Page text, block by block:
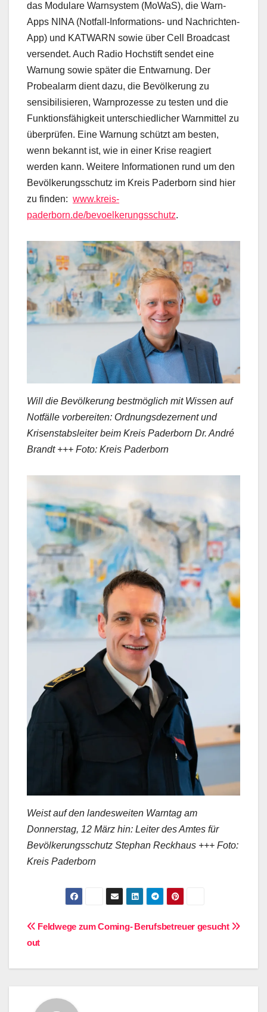
das Modulare Warnsystem (MoWaS), die Warn-
Apps NINA (Notfall-Informations- und Nachrichten-
App) und KATWARN sowie über Cell Broadcast
versendet. Auch Radio Hochstift sendet eine
Warnung sowie später die Entwarnung. Der
Probealarm dient dazu, die Bevölkerung zu
sensibilisieren, Warnprozesse zu testen und die
Funktionsfähigkeit unterschiedlicher Warnmittel zu
überprüfen. Eine Warnung schützt am besten,
wenn bekannt ist, wie in einer Krise reagiert
werden kann. Weitere Informationen rund um den
Bevölkerungsschutz im Kreis Paderborn sind hier
zu finden: www.kreis-
paderborn.de/bevoelkerungsschutz.
Will die Bevölkerung bestmöglich mit Wissen auf
Notfälle vorbereiten: Ordnungsdezernent und
Krisenstabsleiter beim Kreis Paderborn Dr. André
Brandt +++ Foto: Kreis Paderborn
Weist auf den landesweiten Warntag am
Donnerstag, 12 März hin: Leiter des Amtes für
Bevölkerungsschutz Stephan Reckhaus +++ Foto:
Kreis Paderborn
Beitragsnavigation
Berufsbetreuer gesucht
Feldwege zum Coming-
out